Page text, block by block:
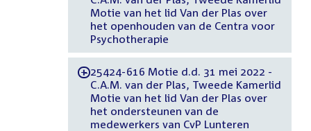
Motie van het lid Van der Plas over
het openhouden van de Centra voor
Psychotherapie
-25424-616 Motie d.d. 31 mei 2022 -
C.A.M. van der Plas, Tweede Kamerlid
Motie van het lid Van der Plas over
het ondersteunen van de
medewerkers van CvP Lunteren